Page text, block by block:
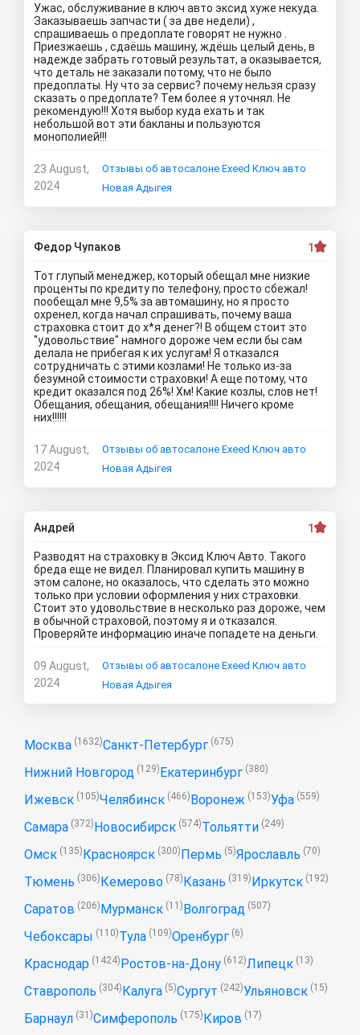
Ужас, обслуживание в ключ авто эксид хуже некуда.
Заказываешь запчасти ( за две недели) ,
спрашиваешь о предоплате говорят не нужно .
Приезжаешь , сдаёшь машину, ждёшь целый день, в
надежде забрать готовый результат, а оказывается,
что деталь не заказали потому, что не было
предоплаты. Ну что за сервис? почему нельзя сразу
сказать о предоплате? Тем более я уточнял. Не
рекомендую!!! Хотя выбор куда ехать и так
небольшой вот эти бакланы и пользуются
монополией!!!
23 August,
2024
Отзывы об автосалоне Exeed Ключ авто
Новая Адыгея
Федор Чупаков 1
Тот глупый менеджер, который обещал мне низкие
проценты по кредиту по телефону, просто сбежал!
пообещал мне 9,5% за автомашину, но я просто
охренел, когда начал спрашивать, почему ваша
страховка стоит до х*я денег?! В общем стоит это
"удовольствие" намного дороже чем если бы сам
делала не прибегая к их услугам! Я отказался
сотрудничать с этими козлами! Не только из-за
безумной стоимости страховки! А еще потому, что
кредит оказался под 26%! Хм! Какие козлы, слов нет!
Обещания, обещания, обещания!!!! Ничего кроме
них!!!!!!
17 August,
2024
Отзывы об автосалоне Exeed Ключ авто
Новая Адыгея
Андрей 1
Разводят на страховку в Эксид Ключ Авто. Такого
бреда еще не видел. Планировал купить машину в
этом салоне, но оказалось, что сделать это можно
только при условии оформления у них страховки.
Стоит это удовольствие в несколько раз дороже, чем
в обычной страховой, поэтому я и отказался.
Проверяйте информацию иначе попадете на деньги.
09 August,
2024
Отзывы об автосалоне Exeed Ключ авто
Новая Адыгея
Москва (1632)Санкт-Петербург (675)
Нижний Новгород (129) Екатеринбург (380)
Ижевск (105)Челябинск (466) Воронеж (153)Уфа (559)
Самара (372) Новосибирск (574)Тольятти (249)
Омск (135) Красноярск (300) Пермь (5)Ярославль (70)
Тюмень (306) Кемерово (78) Казань (319) Иркутск (192)
Саратов (206) Мурманск (11) Волгоград (507)
Чебоксары (110)Тула (109)Оренбург (6)
Краснодар (1424) Ростов-на-Дону (612)Липецк (13)
Ставрополь (304) Калуга (5)Сургут (242)Ульяновск (15)
Барнаул (31)Симферополь (175) Киров (17)